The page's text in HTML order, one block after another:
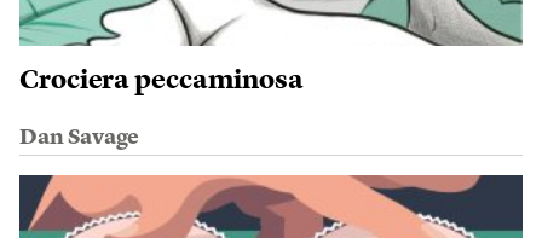
Crociera peccaminosa
Dan Savage